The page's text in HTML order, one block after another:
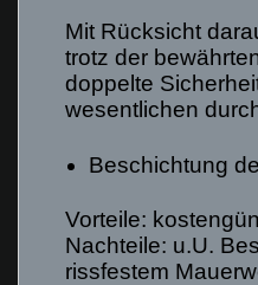
Mit Rücksicht
trotz der
doppelte
wesentlichen
Beschichtung
Vorteile:
Nachteile: u.U.
rissfestem